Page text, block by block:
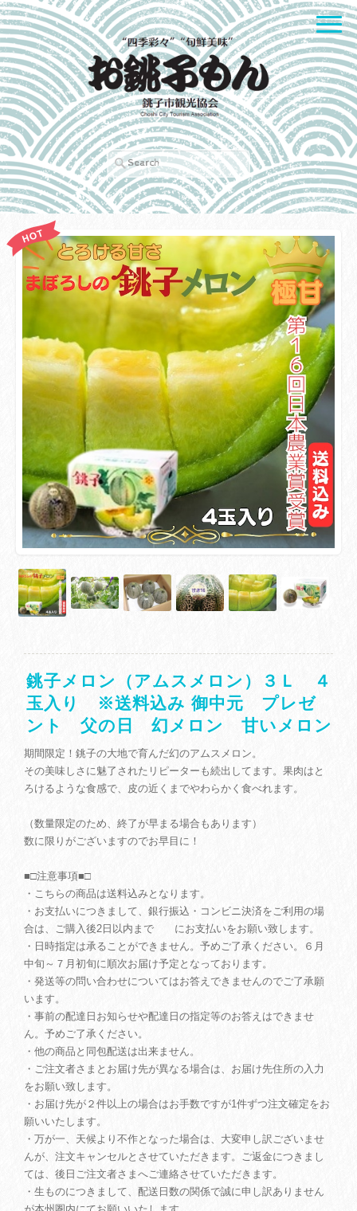
銚子メロン（アムスメロン）３Ｌ ４
玉入り ※送料込み 御中元 プレゼ
ント 父の日 幻メロン 甘いメロン
期間限定！銚子の大地で育んだ幻のアムスメロン。
その美味しさに魅了されたリピーターも続出してます。果肉はと
ろけるような食感で、皮の近くまでやわらかく食べれます。
（数量限定のため、終了が早まる場合もあります）
数に限りがございますのでお早目に！
■□注意事項■□
・こちらの商品は送料込みとなります。
・お支払いにつきまして、銀行振込・コンビニ決済をご利用の場
合は、ご購入後2日以内まで にお支払いをお願い致します。
・日時指定は承ることができません。予めご了承ください。６月
中旬～７月初旬に順次お届け予定となっております。
・発送等の問い合わせについてはお答えできませんのでご了承願
います。
・事前の配達日お知らせや配達日の指定等のお答えはできませ
ん。予めご了承ください。
・他の商品と同包配送は出来ません。
・ご注文者さまとお届け先が異なる場合は、お届け先住所の入力
をお願い致します。
・お届け先が２件以上の場合はお手数ですが1件ずつ注文確定をお
願いいたします。
・万が一、天候より不作となった場合は、大変申し訳ございませ
んが、注文キャンセルとさせていただきます。ご返金につきまし
ては、後日ご注文者さまへご連絡させていただきます。
・生ものにつきまして、配送日数の関係で誠に申し訳ありません